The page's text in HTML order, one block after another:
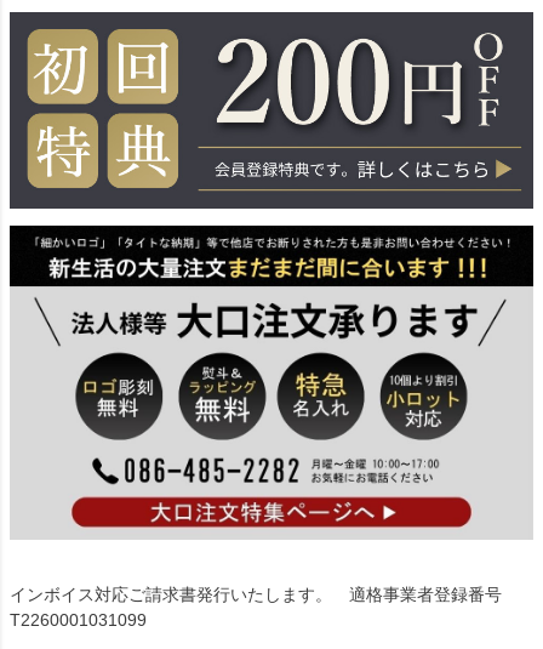
インボイス対応ご請求書発行いたします。 適格事業者登録番号
T2260001031099